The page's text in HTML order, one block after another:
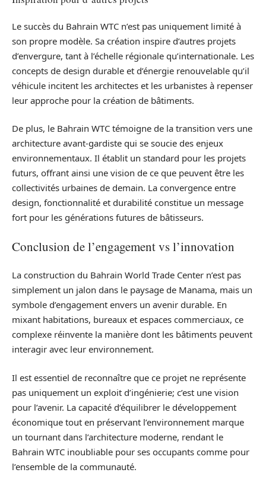
Le succès du Bahrain WTC n’est pas uniquement limité à
son propre modèle. Sa création inspire d’autres projets
d’envergure, tant à l’échelle régionale qu’internationale. Les
concepts de design durable et d’énergie renouvelable qu’il
véhicule incitent les architectes et les urbanistes à repenser
leur approche pour la création de bâtiments.
De plus, le Bahrain WTC témoigne de la transition vers une
architecture avant-gardiste qui se soucie des enjeux
environnementaux. Il établit un standard pour les projets
futurs, offrant ainsi une vision de ce que peuvent être les
collectivités urbaines de demain. La convergence entre
design, fonctionnalité et durabilité constitue un message
fort pour les générations futures de bâtisseurs.
Conclusion de l’engagement vs l’innovation
La construction du Bahrain World Trade Center n’est pas
simplement un jalon dans le paysage de Manama, mais un
symbole d’engagement envers un avenir durable. En
mixant habitations, bureaux et espaces commerciaux, ce
complexe réinvente la manière dont les bâtiments peuvent
interagir avec leur environnement.
Il est essentiel de reconnaître que ce projet ne représente
pas uniquement un exploit d’ingénierie; c’est une vision
pour l’avenir. La capacité d’équilibrer le développement
économique tout en préservant l’environnement marque
un tournant dans l’architecture moderne, rendant le
Bahrain WTC inoubliable pour ses occupants comme pour
l’ensemble de la communauté.